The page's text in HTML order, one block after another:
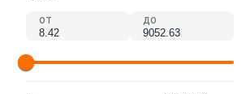
от до